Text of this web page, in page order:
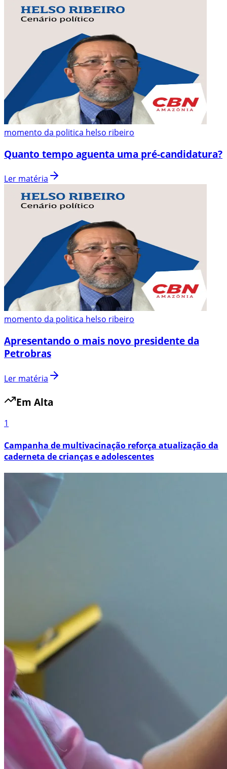
momento da politica helso ribeiro
Quanto tempo aguenta uma pré-candidatura?
Ler matéria
momento da politica helso ribeiro
Apresentando o mais novo presidente da
Petrobras
Ler matéria
Em Alta
1
Campanha de multivacinação reforça atualização da
caderneta de crianças e adolescentes